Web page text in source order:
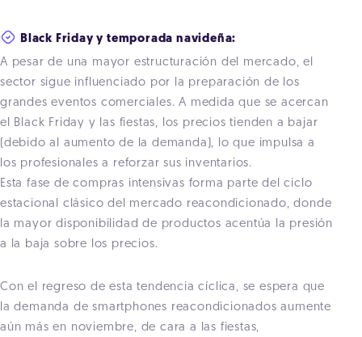
Black Friday y temporada navideña:
A pesar de una mayor estructuración del mercado, el
sector sigue influenciado por la preparación de los
grandes eventos comerciales. A medida que se acercan
el Black Friday y las fiestas, los precios tienden a bajar
(debido al aumento de la demanda), lo que impulsa a
los profesionales a reforzar sus inventarios.
Esta fase de compras intensivas forma parte del ciclo
estacional clásico del mercado reacondicionado, donde
la mayor disponibilidad de productos acentúa la presión
a la baja sobre los precios.
Con el regreso de esta tendencia cíclica, se espera que
la demanda de smartphones reacondicionados aumente
aún más en noviembre, de cara a las fiestas,